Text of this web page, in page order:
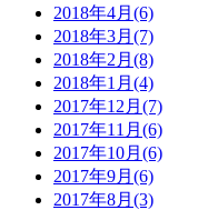
2018年4月(6)
2018年3月(7)
2018年2月(8)
2018年1月(4)
2017年12月(7)
2017年11月(6)
2017年10月(6)
2017年9月(6)
2017年8月(3)